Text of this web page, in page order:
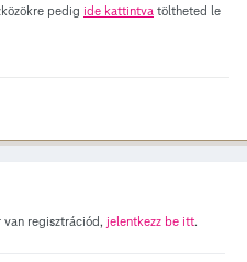
pedig ide kattintva töltheted le
van regisztrációd, jelentkezz be itt.